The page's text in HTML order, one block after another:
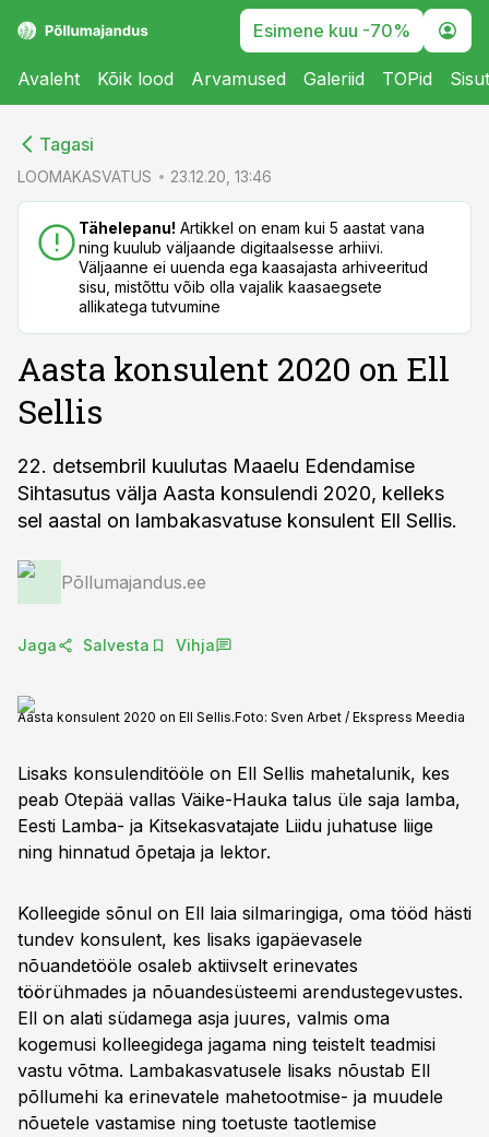
Esimene kuu -70%
Avaleht Kõik lood Arvamused Galeriid TOPid
Tagasi
LOOMAKASVATUS 23.12.20, 13:46
Tähelepanu! Artikkel on enam kui 5 aastat vana
ning kuulub väljaande digitaalsesse arhiivi.
Väljaanne ei uuenda ega kaasajasta arhiveeritud
sisu, mistõttu võib olla vajalik kaasaegsete
allikatega tutvumine
Aasta konsulent 2020 on Ell
Sellis
22. detsembril kuulutas Maaelu Edendamise
Sihtasutus välja Aasta konsulendi 2020, kelleks
sel aastal on lambakasvatuse konsulent Ell Sellis.
Põllumajandus.ee
Jaga Salvesta Vihja
Aasta konsulent 2020 on Ell Sellis.Foto: Sven Arbet / Ekspress Meedia
Lisaks konsulenditööle on Ell Sellis mahetalunik, kes
peab Otepää vallas Väike-Hauka talus üle saja lamba,
Eesti Lamba- ja Kitsekasvatajate Liidu juhatuse liige
ning hinnatud õpetaja ja lektor.
Kolleegide sõnul on Ell laia silmaringiga, oma tööd hästi
tundev konsulent, kes lisaks igapäevasele
nõuandetööle osaleb aktiivselt erinevates
töörühmades ja nõuandesüsteemi arendustegevustes.
Ell on alati südamega asja juures, valmis oma
kogemusi kolleegidega jagama ning teistelt teadmisi
vastu võtma. Lambakasvatusele lisaks nõustab Ell
põllumehi ka erinevatele mahetootmise- ja muudele
nõuetele vastamise ning toetuste taotlemise